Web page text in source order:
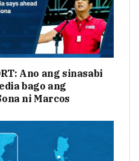
Ano ang sinasabi
bago ang
ni Marcos